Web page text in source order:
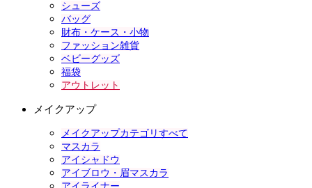
シューズ
バッグ
財布・ケース・小物
ファッション雑貨
ベビーグッズ
福袋
アウトレット
メイクアップ
メイクアップカテゴリすべて
マスカラ
アイシャドウ
アイブロウ・眉マスカラ